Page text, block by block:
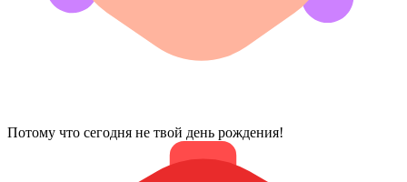
Потому что сегодня не твой день рождения!